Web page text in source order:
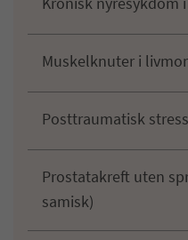
Kronisk nyresykdom
Muskelknuter i
Posttraumatisk
Prostatakreft uten
samisk)